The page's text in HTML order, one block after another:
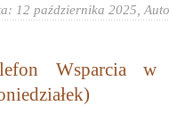
12 października 2025,
Wsparcia